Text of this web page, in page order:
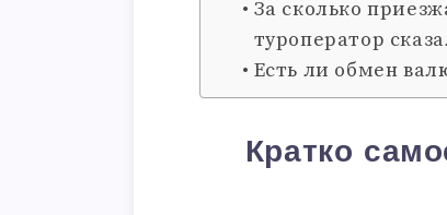
За сколько
туроператор
Есть ли обмен
Кратко